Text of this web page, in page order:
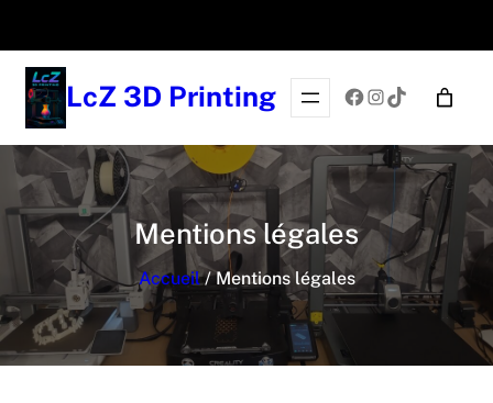
contenu
LcZ 3D Printing Facebook
Instagram
TikTok
Mentions légales
Accueil/ Mentions légales